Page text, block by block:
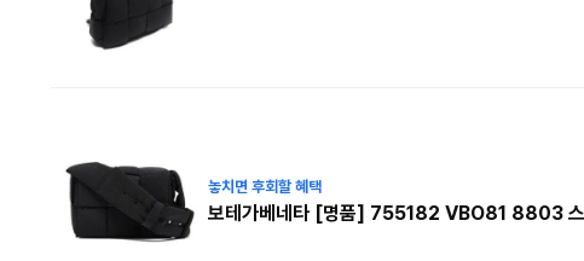
놓치면 후회할 혜택
보테가베네타 [명품] 755182 VBO81 8803 스